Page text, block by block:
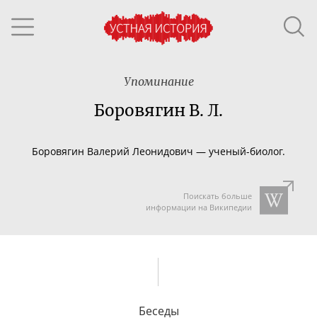
Упоминание
Боровягин В. Л.
Боровягин Валерий Леонидович — ученый-биолог.
Поискать больше
информации на Википедии
Беседы